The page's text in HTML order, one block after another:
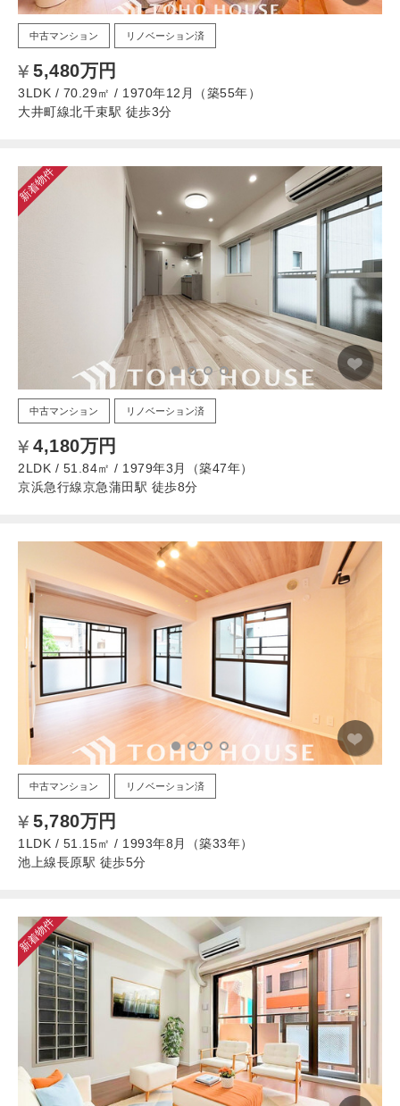
中古マンション リノベーション済
5,480万円
3LDK / 70.29㎡ / 1970年12月（築55年）
大井町線北千束駅 徒歩3分
新着物件
中古マンション リノベーション済
4,180万円
2LDK / 51.84㎡ / 1979年3月（築47年）
京浜急行線京急蒲田駅 徒歩8分
中古マンション リノベーション済
5,780万円
1LDK / 51.15㎡ / 1993年8月（築33年）
池上線長原駅 徒歩5分
新着物件